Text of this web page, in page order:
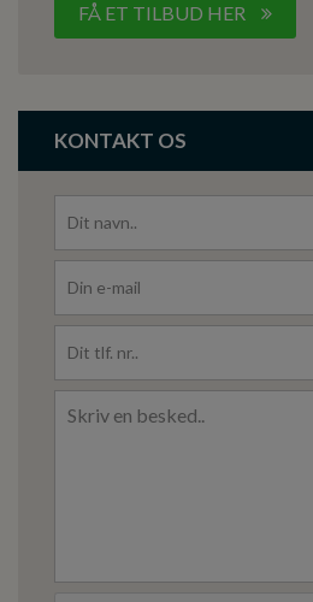
FÅ ET TILBUD HER
KONTAKT OS